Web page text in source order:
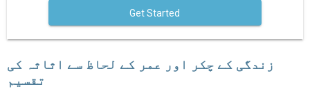
Get Started
زندگی کے چکر اور عمر کے لحاظ سے اثاثہ کی
تقسیم